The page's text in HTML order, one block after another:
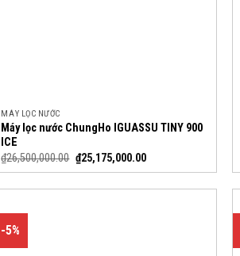
MÁY LỌC NƯỚC
Máy lọc nước ChungHo IGUASSU TINY 900
ICE
₫26,500,000.00 ₫25,175,000.00
-5%